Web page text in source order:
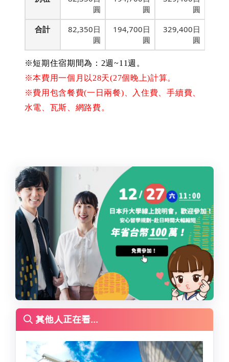
圓
圓
圓
合計
82,350日
圓
194,700日
圓
329,400日
圓
※短期住宿期間為：2週~11週。
※本費用一個月以28天(27個晚上)計算。
※費用包含餐費(一日兩餐)、入住費、手續費、
水電、瓦斯、網路費。
其他人正在看...